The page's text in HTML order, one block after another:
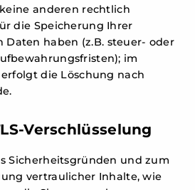
anderen rechtlich
die Speicherung Ihrer
Daten haben (z.B. steuer- oder
im
die Löschung nach
Verschlüsselung
Sicherheitsgründen und zum
vertraulicher Inhalte, wie